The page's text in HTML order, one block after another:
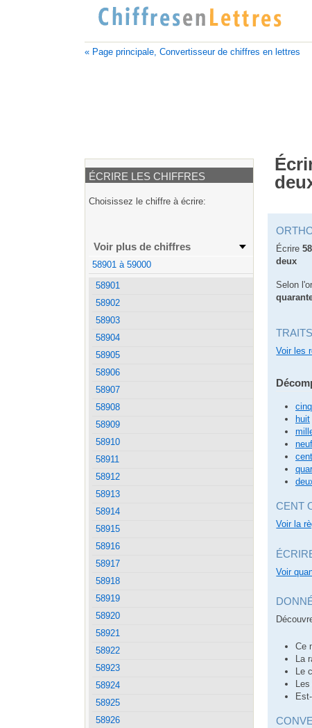
« Page principale, Convertisseur de chiffres en lettres
Écrire
deux
Selon
Voir les
huit
neuf
cent
CENT
Voir la
Voir
Ce
La
Le
ÉCRIRE LES CHIFFRES
Choisissez le chiffre à écrire:
Voir plus de chiffres
58901 à 59000
58901
58902
58903
58904
58905
58906
58907
58908
58909
58910
58911
58912
58913
58914
58915
58916
58917
58918
58919
58920
58921
58922
58923
58924
58925
58926